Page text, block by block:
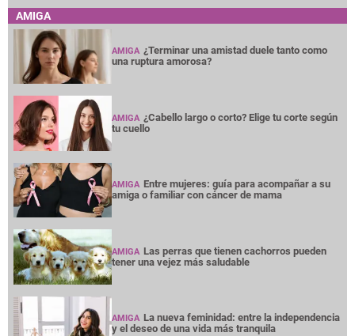
AMIGA
AMIGA ¿Terminar una amistad duele tanto como
una ruptura amorosa?
AMIGA ¿Cabello largo o corto? Elige tu corte según
tu cuello
AMIGA Entre mujeres: guía para acompañar a su
amiga o familiar con cáncer de mama
AMIGA Las perras que tienen cachorros pueden
tener una vejez más saludable
AMIGA La nueva feminidad: entre la independencia
y el deseo de una vida más tranquila